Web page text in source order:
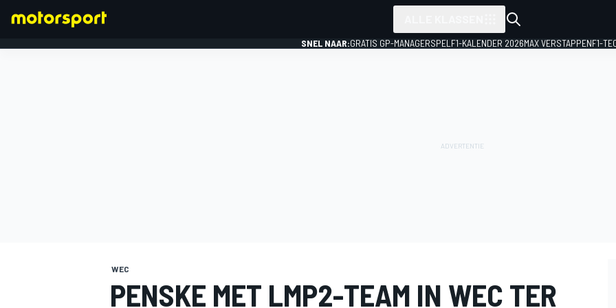
SNEL NAAR:GRATIS GP-MANAGERSPEL F1-KALENDER 2026MAX VERSTAPPENF1-
WEC
PENSKE MET LMP2-TEAM IN WEC TER